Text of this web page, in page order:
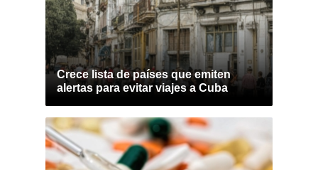
Crece lista de países que emiten
alertas para evitar viajes a Cuba